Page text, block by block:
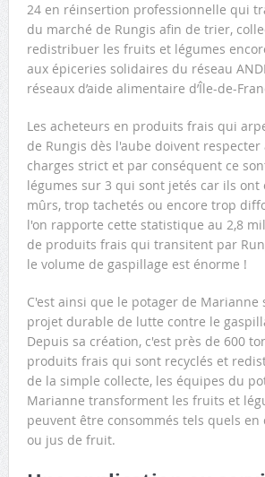
24 en réinsertion professionnelle qui
du marché de Rungis afin de trier,
redistribuer les fruits et légumes
aux épiceries solidaires du réseau
réseaux d’aide alimentaire d’Île-de-
Les acheteurs en produits frais qui
de Rungis dès l'aube doivent
charges strict et par conséquent ce
légumes sur 3 qui sont jetés car ils ont
mûrs, trop tachetés ou encore trop
l'on rapporte cette statistique au 2,8
de produits frais qui transitent par
le volume de gaspillage est énorme !
C'est ainsi que le potager de
projet durable de lutte contre le
Depuis sa création, c'est près de 600
produits frais qui sont recyclés et
de la simple collecte, les équipes du
Marianne transforment les fruits et
peuvent être consommés tels quels en
ou jus de fruit.